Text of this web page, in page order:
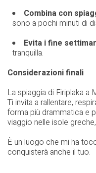
Combina con
sono a pochi minuti di
Evita i fine
tranquilla.
Considerazioni finali
La spiaggia di Firiplaka a
Ti invita a rallentare,
forma più drammatica e
viaggio nelle isole greche,
È un luogo che mi ha
conquisterà anche il tuo.